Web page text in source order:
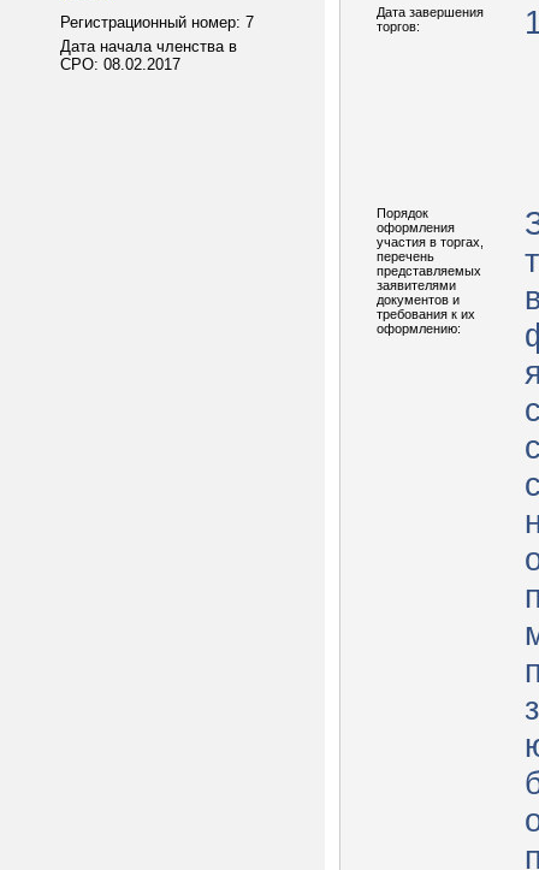
Регистрационный номер: 7
Дата начала членства в
СРО: 08.02.2017
Дата завершения
торгов:
Порядок
оформления
участия в торгах,
перечень
представляемых
заявителями
документов и
требования к их
оформлению: